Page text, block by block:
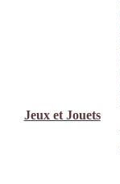
Jeux et Jouets